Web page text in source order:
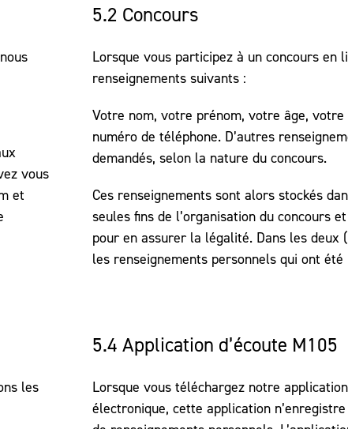
vous
et
5.2 Concours
Lorsque vous participez à un concours en
renseignements suivants :
Votre nom, votre prénom, votre âge,
numéro de téléphone. D’autres
demandés, selon la nature du concours.
Ces renseignements sont alors stockés
seules fins de l’organisation du concours
pour en assurer la légalité. Dans les deux
les renseignements personnels qui ont
les
5.4 Application d’écoute M105
Lorsque vous téléchargez notre
électronique, cette application